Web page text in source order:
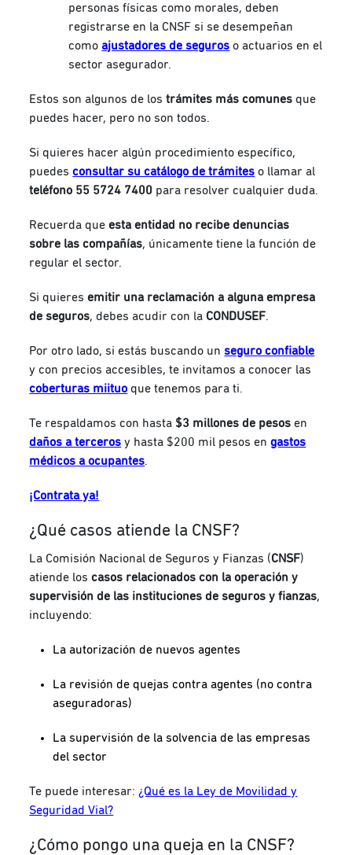
personas físicas como morales, deben
registrarse en la CNSF si se desempeñan
como ajustadores de seguros o actuarios en el
sector asegurador.
Estos son algunos de los trámites más comunes que
puedes hacer, pero no son todos.
Si quieres hacer algún procedimiento específico,
puedesconsultar su catálogo de trámites o llamar al
teléfono 55 5724 7400 para resolver cualquier duda.
Recuerda queesta entidad no recibe denuncias
sobre las compañías, únicamente tiene la función de
regular el sector.
Si quieres emitir una reclamación a alguna empresa
de seguros, debes acudir con la CONDUSEF.
Por otro lado, si estás buscando unseguro confiable
y con precios accesibles, te invitamos a conocer las
coberturas miituo que tenemos para ti.
Te respaldamos con hasta $3 millones de pesos en
daños a terceros y hasta $200 mil pesos engastos
médicos a ocupantes.
¡Contrata ya!
¿Qué casos atiende la CNSF?
La Comisión Nacional de Seguros y Fianzas (CNSF)
atiende los casos relacionados con la operación y
supervisión de las instituciones de seguros y fianzas,
incluyendo:
La autorización de nuevos agentes
La revisión de quejas contra agentes (no contra
aseguradoras)
La supervisión de la solvencia de las empresas
del sector
Te puede interesar: ¿Qué es la Ley de Movilidad y
Seguridad Vial?
¿Cómo pongo una queja en la CNSF?